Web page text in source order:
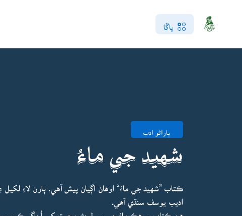
ڀاڱا
ٻاراڻو ادب
شهيد جي ماءُ
ڪتاب ”شهيد جي ماءُ“ اوهان اڳيان پيش آهي. ٻارن لاءِ
اديب يوسف سنڌي آهي.
هن ڪتاب ۾ هڪ ماءُ جي بي لوث محبت کي اُجاگر ڪيو